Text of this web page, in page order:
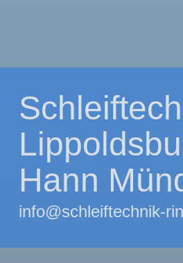
Hann
info@schleiftechnik-